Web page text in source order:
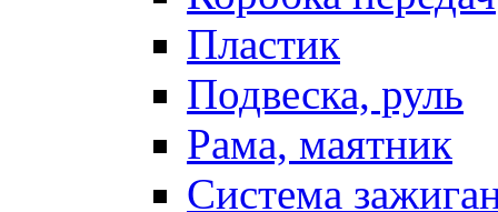
Пластик
Подвеска, руль
Рама, маятник
Система